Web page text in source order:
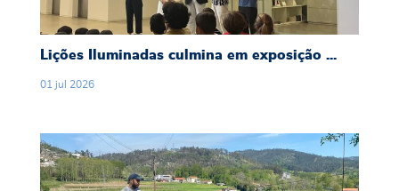
Lições Iluminadas culmina em exposição ...
01 jul 2026
Projeto «Pergunta ao Tempo» termina